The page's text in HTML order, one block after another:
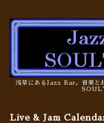
浅草にあるJazz Bar。音楽と
Live & Jam